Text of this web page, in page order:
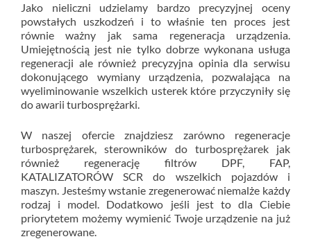
Jako nieliczni udzielamy bardzo precyzyjnej oceny
powstałych uszkodzeń i to właśnie ten proces jest
równie ważny jak sama regeneracja urządzenia.
Umiejętnością jest nie tylko dobrze wykonana usługa
regeneracji ale również precyzyjna opinia dla serwisu
dokonującego wymiany urządzenia, pozwalająca na
wyeliminowanie wszelkich usterek które przyczyniły się
do awarii turbosprężarki.
W naszej ofercie znajdziesz zarówno regeneracje
turbosprężarek, sterowników do turbosprężarek jak
również regenerację filtrów DPF, FAP,
KATALIZATORÓW SCR do wszelkich pojazdów i
maszyn. Jesteśmy wstanie zregenerować niemalże każdy
rodzaj i model. Dodatkowo jeśli jest to dla Ciebie
priorytetem możemy wymienić Twoje urządzenie na już
zregenerowane.